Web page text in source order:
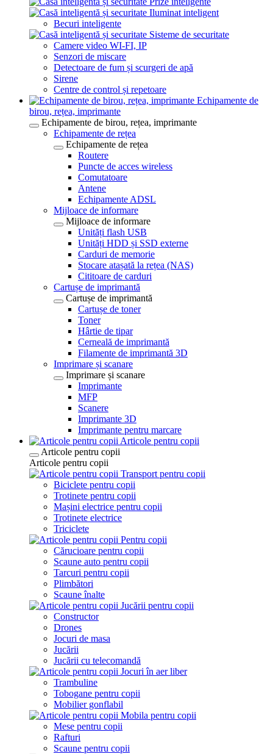
Iluminat inteligent
Becuri inteligente
Sisteme de securitate
Camere video WI-FI, IP
Senzori de miscare
Detectoare de fum și scurgeri de apă
Sirene
Centre de control și repetoare
Echipamente de
birou, rețea, imprimante
Echipamente de birou, rețea, imprimante
Echipamente de rețea
Echipamente de rețea
Routere
Puncte de acces wireless
Comutatoare
Antene
Echipamente ADSL
Mijloace de informare
Mijloace de informare
Unități flash USB
Unități HDD și SSD externe
Carduri de memorie
Stocare atașată la rețea (NAS)
Cititoare de carduri
Cartușe de imprimantă
Cartușe de imprimantă
Cartușe de toner
Toner
Hârtie de tipar
Cerneală de imprimantă
Filamente de imprimantă 3D
Imprimare și scanare
Imprimare și scanare
Imprimante
MFP
Scanere
Imprimante 3D
Imprimante pentru marcare
Articole pentru copii
Articole pentru copii
Articole pentru copii
Transport pentru copii
Biciclete pentru copii
Trotinete pentru copii
Mașini electrice pentru copii
Trotinete electrice
Triciclete
Pentru copii
Cărucioare pentru copii
Scaune auto pentru copii
Tarcuri pentru copii
Plimbători
Scaune înalte
Jucării pentru copii
Constructor
Drones
Jocuri de masa
Jucării
Jucării cu telecomandă
Jocuri în aer liber
Trambuline
Tobogane pentru copii
Mobilier gonflabil
Mobila pentru copii
Mese pentru copii
Rafturi
Scaune pentru copii